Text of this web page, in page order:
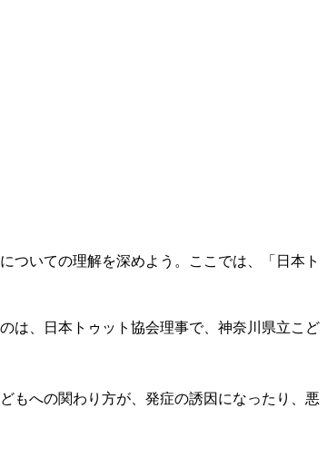
ついての理解を深めよう。ここでは、「日本ト
は、日本トゥット協会理事で、神奈川県立こど
もへの関わり方が、発症の誘因になったり、悪